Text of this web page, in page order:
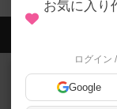
レビュー
お気に入り
ログイン
Google